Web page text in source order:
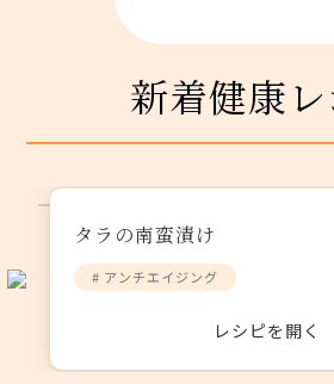
新着健康
タラの南蛮漬け
# アンチエイジング
レシピを開く